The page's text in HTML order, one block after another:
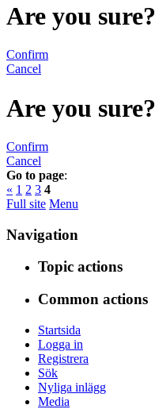
Are you sure?
Confirm
Cancel
Are you sure?
Confirm
Cancel
Go to page:
« 1 2 3 4
Full site Menu
Navigation
Topic actions
Common actions
Startsida
Logga in
Registrera
Sök
Nyliga inlägg
Media